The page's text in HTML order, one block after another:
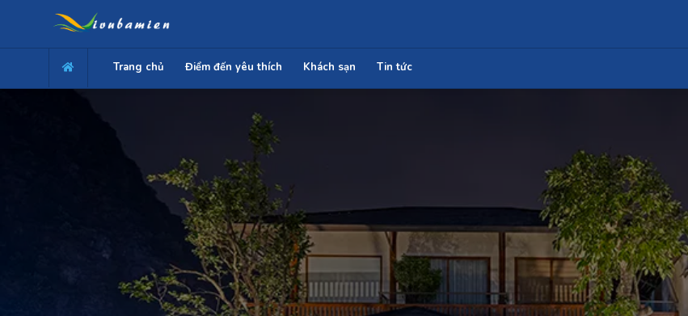
Trang chủ Điểm đến yêu thích Khách sạn Tin tức